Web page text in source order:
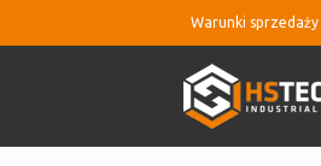
Warunki sprzedaży